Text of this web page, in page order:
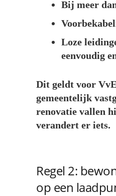
Bij meer
Loze
eenvoudig
Dit geldt voor
gemeentelijk
renovatie vallen
verandert er iets.
Regel 2:
op een